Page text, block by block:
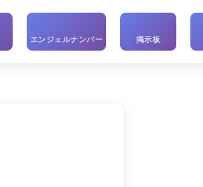
エンジェルナンバー 掲示板